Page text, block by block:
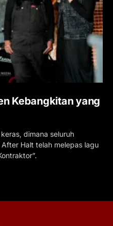
Kebangkitan yang
dimana seluruh
Halt telah melepas lagu